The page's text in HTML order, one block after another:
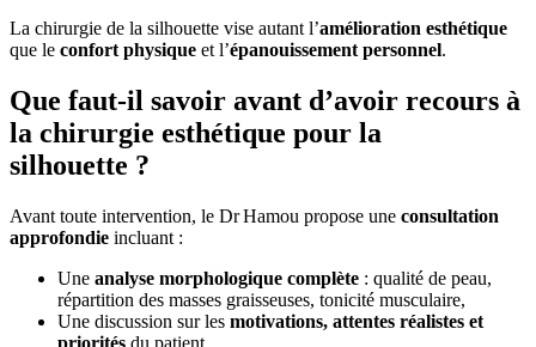
La chirurgie de la silhouette vise autant l’amélioration esthétique
que le confort physique et l’épanouissement personnel.
Que faut-il savoir avant d’avoir recours à
la chirurgie esthétique pour la
silhouette ?
Avant toute intervention, le Dr Hamou propose une consultation
approfondie incluant :
Une analyse morphologique complète : qualité de peau,
répartition des masses graisseuses, tonicité musculaire,
Une discussion sur les motivations, attentes réalistes et
priorités du patient,